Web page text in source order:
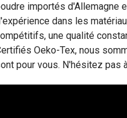
importés d'Allemagne
dans les
une qualité
Oeko-Tex, nous
pour vous. N'hésitez pas